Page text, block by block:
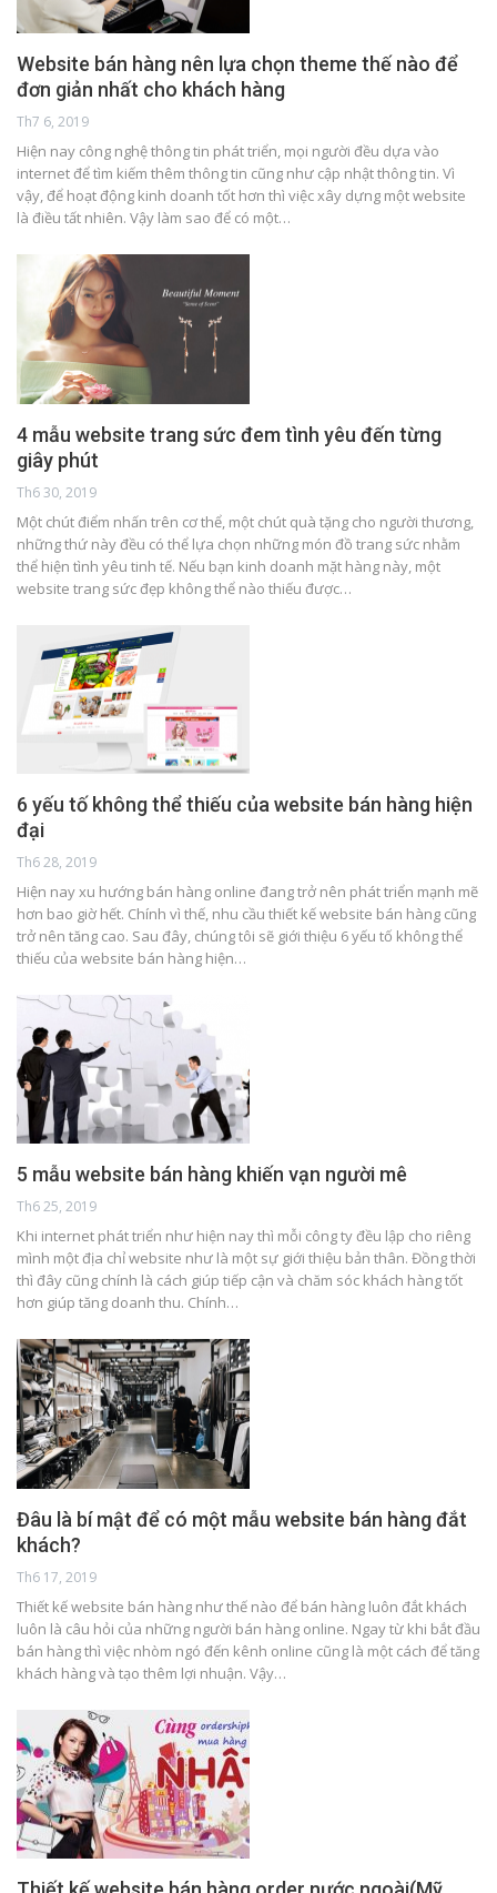
Website bán hàng nên lựa chọn theme thế nào để
đơn giản nhất cho khách hàng
Th7 6, 2019
Hiện nay công nghệ thông tin phát triển, mọi người đều dựa vào
internet để tìm kiếm thêm thông tin cũng như cập nhật thông tin. Vì
vậy, để hoạt động kinh doanh tốt hơn thì việc xây dựng một website
là điều tất nhiên. Vậy làm sao để có một…
4 mẫu website trang sức đem tình yêu đến từng
giây phút
Th6 30, 2019
Một chút điểm nhấn trên cơ thể, một chút quà tặng cho người thương,
những thứ này đều có thể lựa chọn những món đồ trang sức nhằm
thể hiện tình yêu tinh tế. Nếu bạn kinh doanh mặt hàng này, một
website trang sức đẹp không thể nào thiếu được…
6 yếu tố không thể thiếu của website bán hàng hiện
đại
Th6 28, 2019
Hiện nay xu hướng bán hàng online đang trở nên phát triển mạnh mẽ
hơn bao giờ hết. Chính vì thế, nhu cầu thiết kế website bán hàng cũng
trở nên tăng cao. Sau đây, chúng tôi sẽ giới thiệu 6 yếu tố không thể
thiếu của website bán hàng hiện…
5 mẫu website bán hàng khiến vạn người mê
Th6 25, 2019
Khi internet phát triển như hiện nay thì mỗi công ty đều lập cho riêng
mình một địa chỉ website như là một sự giới thiệu bản thân. Đồng thời
thì đây cũng chính là cách giúp tiếp cận và chăm sóc khách hàng tốt
hơn giúp tăng doanh thu. Chính…
Đâu là bí mật để có một mẫu website bán hàng đắt
khách?
Th6 17, 2019
Thiết kế website bán hàng như thế nào để bán hàng luôn đắt khách
luôn là câu hỏi của những người bán hàng online. Ngay từ khi bắt đầu
bán hàng thì việc nhòm ngó đến kênh online cũng là một cách để tăng
khách hàng và tạo thêm lợi nhuận. Vậy…